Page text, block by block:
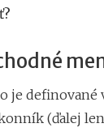
je definované v
(ďalej